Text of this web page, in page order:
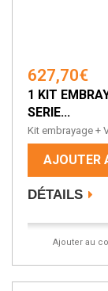
627,70€
1 KIT
SERIE...
Kit embrayage +
AJOUTER
DÉTAILS
Ajouter au